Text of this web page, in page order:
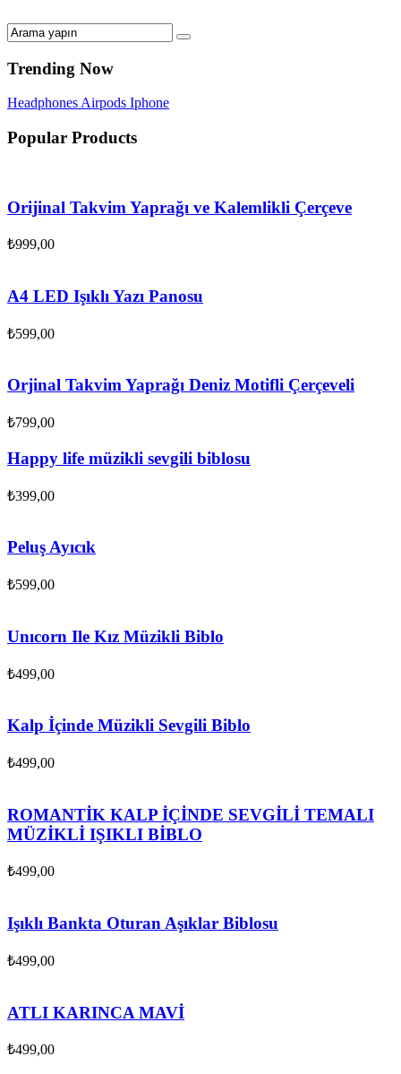
Trending Now
HeadphonesAirpods Iphone
Popular Products
Orijinal Takvim Yaprağı ve Kalemlikli Çerçeve
₺999,00
A4 LED Işıklı Yazı Panosu
₺599,00
Orjinal Takvim Yaprağı Deniz Motifli Çerçeveli
₺799,00
Happy life müzikli sevgili biblosu
₺399,00
Peluş Ayıcık
₺599,00
Unıcorn Ile Kız Müzikli Biblo
₺499,00
Kalp İçinde Müzikli Sevgili Biblo
₺499,00
ROMANTİK KALP İÇİNDE SEVGİLİ TEMALI
MÜZİKLİ IŞIKLI BİBLO
₺499,00
Işıklı Bankta Oturan Aşıklar Biblosu
₺499,00
ATLI KARINCA MAVİ
₺499,00